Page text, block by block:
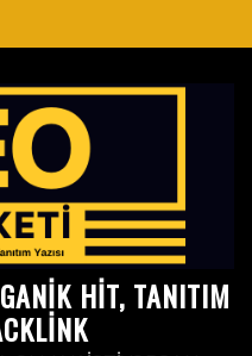
HIT, TANITIM